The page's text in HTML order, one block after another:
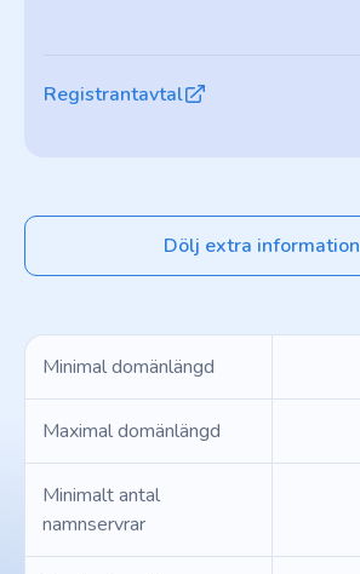
Registrantavtal
Dölj extra information
Minimal domänlängd
Maximal domänlängd
Minimalt antal
namnservrar